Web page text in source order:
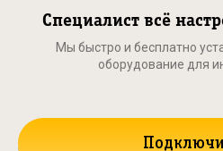
Специалист всё
Мы быстро и бесплатно
оборудование для